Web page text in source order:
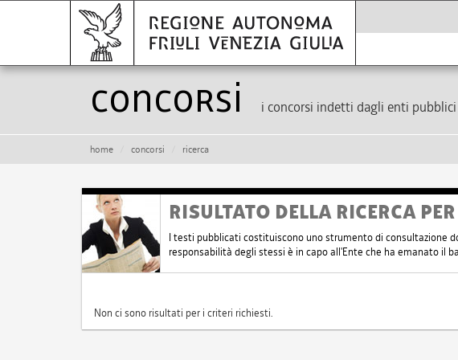
Concorsi i concorsi indetti dagli enti
home concorsi ricerca
RISULTATO DELLA RICERCA
I testi pubblicati costituiscono uno strumento di consultazione
responsabilità degli stessi è in capo all'Ente che ha emanato il
Non ci sono risultati per i criteri richiesti.